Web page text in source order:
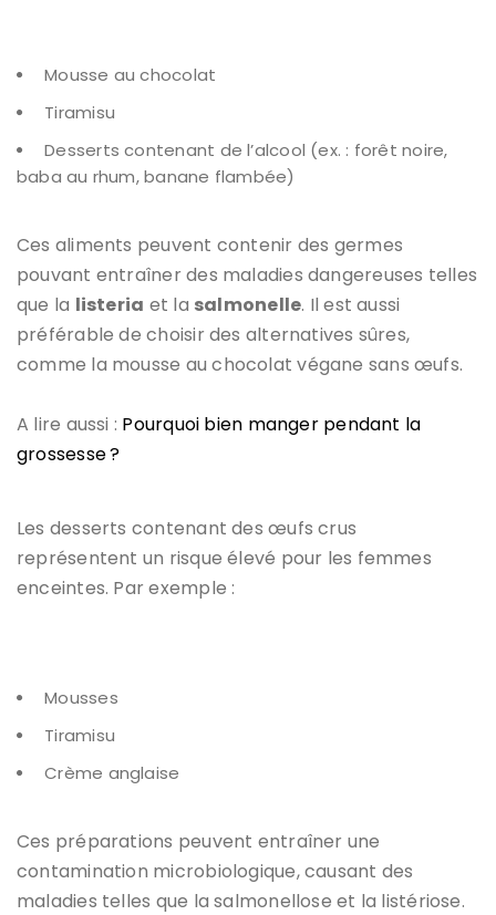
Mousse au chocolat
Tiramisu
Desserts contenant de l’alcool (ex. : forêt noire,
baba au rhum, banane flambée)
Ces aliments peuvent contenir des germes
pouvant entraîner des maladies dangereuses telles
que la listeria et la salmonelle. Il est aussi
préférable de choisir des alternatives sûres,
comme la mousse au chocolat végane sans œufs.
A lire aussi : Pourquoi bien manger pendant la
grossesse ?
Les desserts contenant desœufs crus
représentent un risque élevé pour les femmes
enceintes. Par exemple :
Mousses
Tiramisu
Crème anglaise
Ces préparations peuvent entraîner une
contamination microbiologique, causant des
maladies telles que la salmonellose et la listériose.